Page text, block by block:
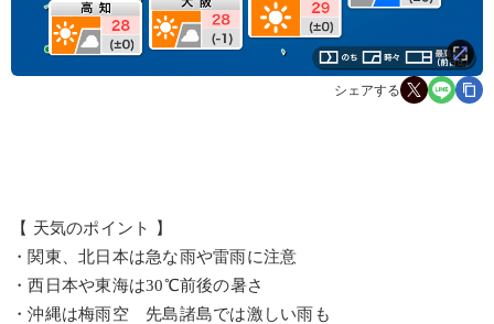
シェアする
【 天気のポイント 】
・関東、北日本は急な雨や雷雨に注意
・西日本や東海は30℃前後の暑さ
・沖縄は梅雨空 先島諸島では激しい雨も